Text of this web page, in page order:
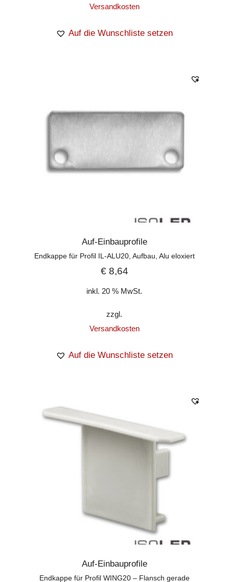
Versandkosten
Auf die Wunschliste setzen
Auf-Einbauprofile
Endkappe für Profil IL-ALU20, Aufbau, Alu eloxiert
€8,64
inkl. 20 % MwSt.
zzgl.
Versandkosten
Auf die Wunschliste setzen
Auf-Einbauprofile
Endkappe für Profil WING20 – Flansch gerade